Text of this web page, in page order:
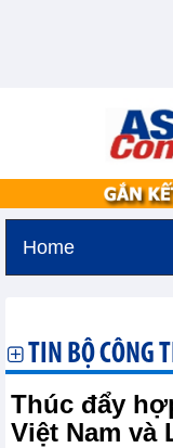
Home
TIN BỘ CÔNG
Thúc đẩy
Việt Nam và